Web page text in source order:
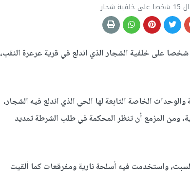
اعتقلت الشرطة 15 شخصا على خلفية الشجار الذي اندلع في قرية عرعرة النقب،
الخاصة التابعة لها الحي الذي اندلع فيه الشجار،
ومن المزمع أن تنظر المحكمة في طلب الشرطة تمديد
السبت، واستخدمت فيه أسلحة نارية ومفرقعات كما ألقيت